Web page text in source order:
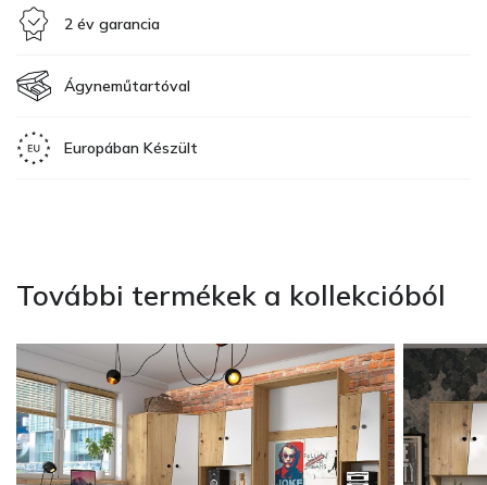
2 év garancia
Ágyneműtartóval
Europában Készült
További termékek a kollekcióból